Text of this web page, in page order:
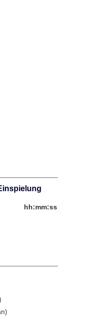
hh:mm:ss